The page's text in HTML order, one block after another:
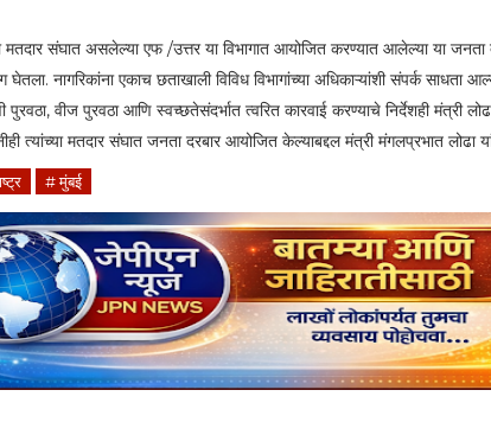
मतदार संघात असलेल्या एफ /उत्तर या विभागात आयोजित करण्यात आलेल्या या
घेतला. नागरिकांना एकाच छताखाली विविध विभागांच्या अधिकाऱ्यांशी संपर्क साधता
वीज पुरवठा आणि स्वच्छतेसंदर्भात त्वरित कारवाई करण्याचे निर्देशही मंत्री
त्यांच्या मतदार संघात जनता दरबार आयोजित केल्याबद्दल मंत्री मंगलप्रभात
# मुंबई